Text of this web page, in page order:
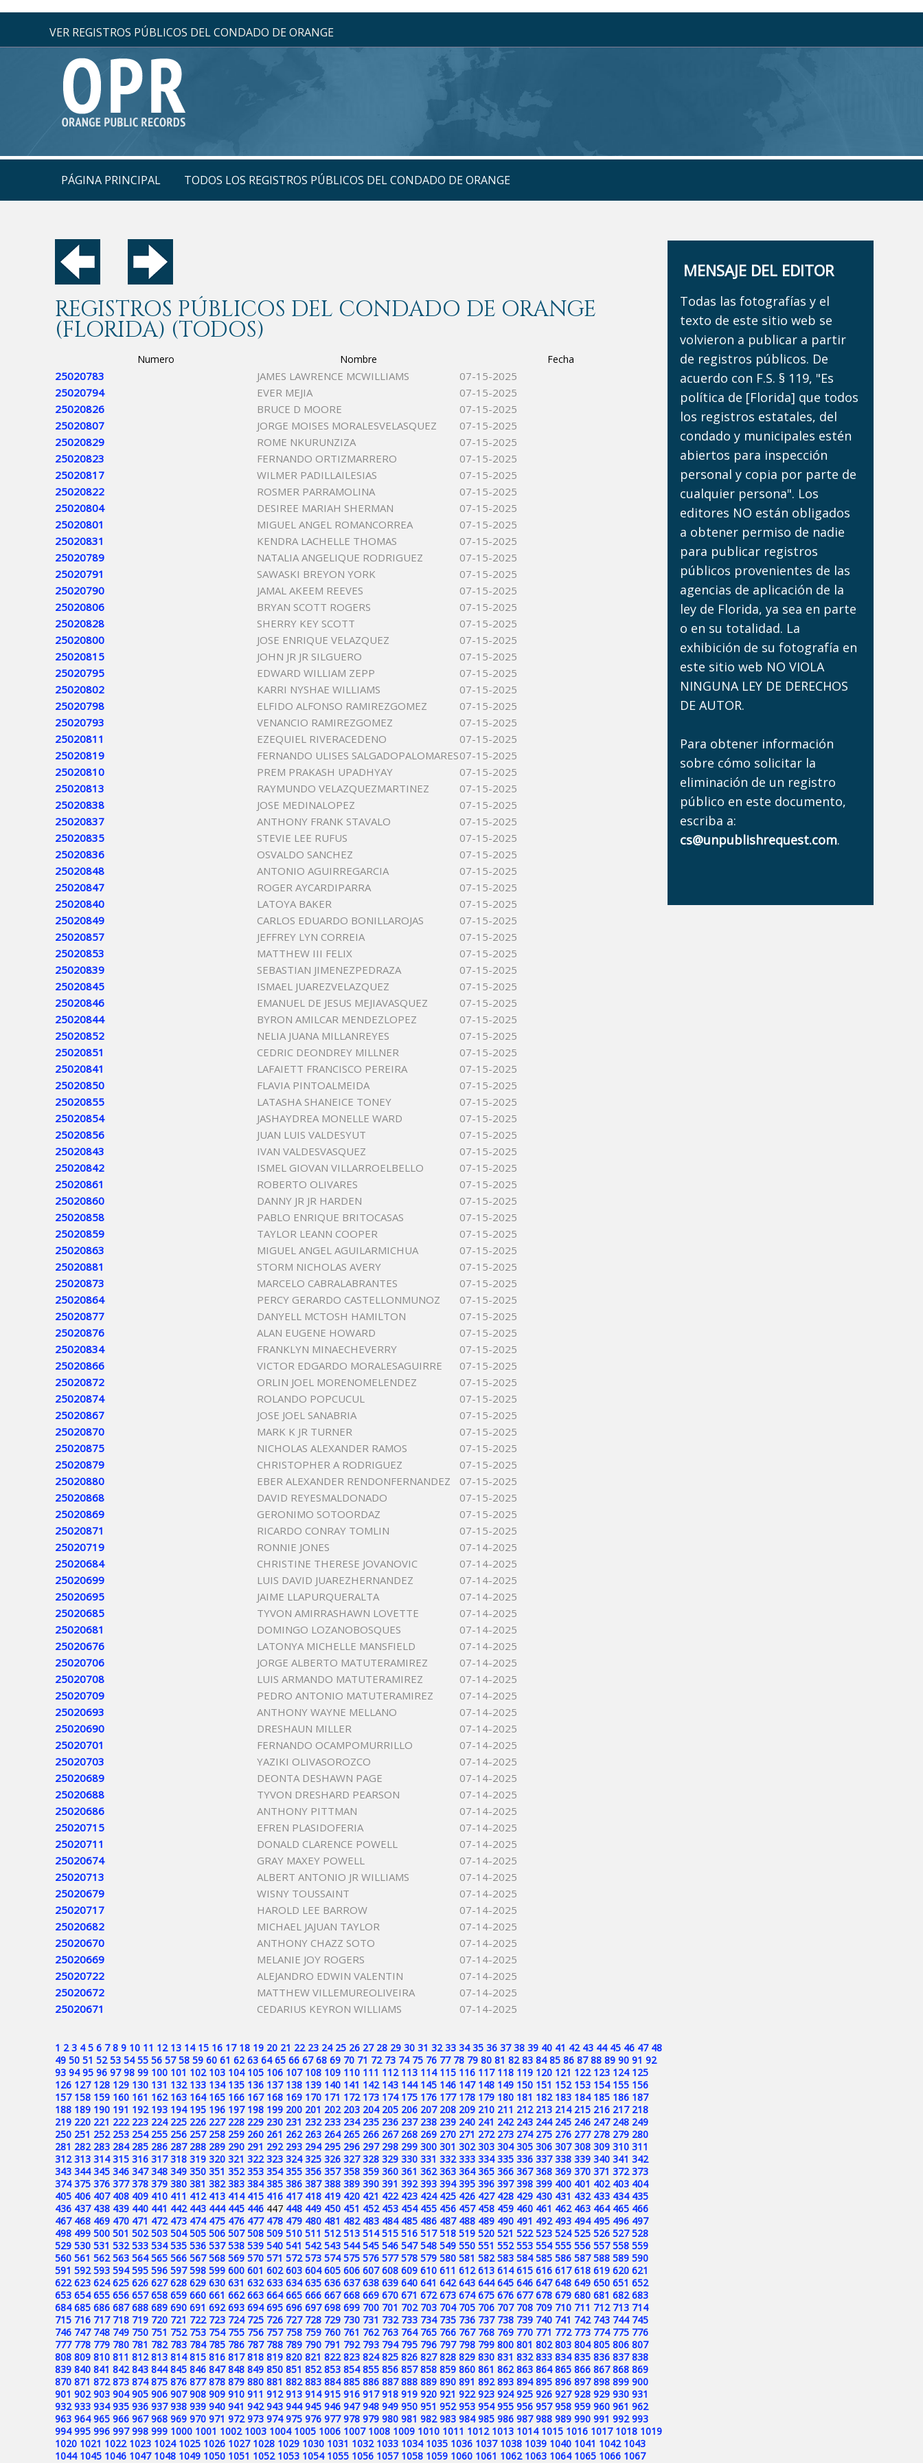
VER REGISTROS PÚBLICOS DEL CONDADO DE ORANGE
PÁGINA PRINCIPAL TODOS LOS REGISTROS PÚBLICOS DEL CONDADO DE ORANGE
REGISTROS PÚBLICOS DEL CONDADO DE ORANGE
(FLORIDA) (TODOS)
Numero Nombre Fecha
25020783 JAMES LAWRENCE MCWILLIAMS
07-15-2025
25020794
EVER MEJIA
07-15-2025
25020826
BRUCE D MOORE
07-15-2025
25020807
JORGE MOISES MORALESVELASQUEZ
07-15-2025
25020829
ROME NKURUNZIZA
07-15-2025
25020823
FERNANDO ORTIZMARRERO
07-15-2025
25020817
WILMER PADILLAILESIAS
07-15-2025
25020822
ROSMER PARRAMOLINA
07-15-2025
25020804
DESIREE MARIAH SHERMAN
07-15-2025
25020801
MIGUEL ANGEL ROMANCORREA
07-15-2025
25020831
KENDRA LACHELLE THOMAS
07-15-2025
25020789
NATALIA ANGELIQUE RODRIGUEZ
07-15-2025
25020791
SAWASKI BREYON YORK
07-15-2025
25020790
JAMAL AKEEM REEVES
07-15-2025
25020806
BRYAN SCOTT ROGERS
07-15-2025
25020828
SHERRY KEY SCOTT
07-15-2025
25020800
JOSE ENRIQUE VELAZQUEZ
07-15-2025
25020815
JOHN JR JR SILGUERO
07-15-2025
25020795
EDWARD WILLIAM ZEPP
07-15-2025
25020802
KARRI NYSHAE WILLIAMS
07-15-2025
25020798
ELFIDO ALFONSO RAMIREZGOMEZ
07-15-2025
25020793
VENANCIO RAMIREZGOMEZ
07-15-2025
25020811
EZEQUIEL RIVERACEDENO
07-15-2025
25020819
FERNANDO ULISES SALGADOPALOMARES07-15-2025
25020810
PREM PRAKASH UPADHYAY
07-15-2025
25020813
RAYMUNDO VELAZQUEZMARTINEZ
07-15-2025
25020838
JOSE MEDINALOPEZ
07-15-2025
25020837
ANTHONY FRANK STAVALO
07-15-2025
25020835
STEVIE LEE RUFUS
07-15-2025
25020836
OSVALDO SANCHEZ
07-15-2025
25020848
ANTONIO AGUIRREGARCIA
07-15-2025
25020847
ROGER AYCARDIPARRA
07-15-2025
25020840
LATOYA BAKER
07-15-2025
25020849
CARLOS EDUARDO BONILLAROJAS
07-15-2025
25020857
JEFFREY LYN CORREIA
07-15-2025
25020853
MATTHEW III FELIX
07-15-2025
25020839
SEBASTIAN JIMENEZPEDRAZA
07-15-2025
25020845
ISMAEL JUAREZVELAZQUEZ
07-15-2025
25020846
EMANUEL DE JESUS MEJIAVASQUEZ
07-15-2025
25020844
BYRON AMILCAR MENDEZLOPEZ
07-15-2025
25020852
NELIA JUANA MILLANREYES
07-15-2025
25020851
CEDRIC DEONDREY MILLNER
07-15-2025
25020841
LAFAIETT FRANCISCO PEREIRA
07-15-2025
25020850
FLAVIA PINTOALMEIDA
07-15-2025
25020855
LATASHA SHANEICE TONEY
07-15-2025
25020854
JASHAYDREA MONELLE WARD
07-15-2025
25020856
JUAN LUIS VALDESYUT
07-15-2025
25020843
IVAN VALDESVASQUEZ
07-15-2025
25020842
ISMEL GIOVAN VILLARROELBELLO
07-15-2025
25020861
ROBERTO OLIVARES
07-15-2025
25020860
DANNY JR JR HARDEN
07-15-2025
25020858
PABLO ENRIQUE BRITOCASAS
07-15-2025
25020859
TAYLOR LEANN COOPER
07-15-2025
25020863
MIGUEL ANGEL AGUILARMICHUA
07-15-2025
25020881
STORM NICHOLAS AVERY
07-15-2025
25020873
MARCELO CABRALABRANTES
07-15-2025
25020864
PERCY GERARDO CASTELLONMUNOZ
07-15-2025
25020877
DANYELL MCTOSH HAMILTON
07-15-2025
25020876
ALAN EUGENE HOWARD
07-15-2025
25020834
FRANKLYN MINAECHEVERRY
07-15-2025
25020866
VICTOR EDGARDO MORALESAGUIRRE
07-15-2025
25020872
ORLIN JOEL MORENOMELENDEZ
07-15-2025
25020874
ROLANDO POPCUCUL
07-15-2025
25020867
JOSE JOEL SANABRIA
07-15-2025
25020870
MARK K JR TURNER
07-15-2025
25020875
NICHOLAS ALEXANDER RAMOS
07-15-2025
25020879
CHRISTOPHER A RODRIGUEZ
07-15-2025
25020880
EBER ALEXANDER RENDONFERNANDEZ
07-15-2025
25020868
DAVID REYESMALDONADO
07-15-2025
25020869
GERONIMO SOTOORDAZ
07-15-2025
25020871
RICARDO CONRAY TOMLIN
07-15-2025
25020719
RONNIE JONES
07-14-2025
25020684
CHRISTINE THERESE JOVANOVIC
07-14-2025
25020699
LUIS DAVID JUAREZHERNANDEZ
07-14-2025
25020695
JAIME LLAPURQUERALTA
07-14-2025
25020685
TYVON AMIRRASHAWN LOVETTE
07-14-2025
25020681
DOMINGO LOZANOBOSQUES
07-14-2025
25020676
LATONYA MICHELLE MANSFIELD
07-14-2025
25020706
JORGE ALBERTO MATUTERAMIREZ
07-14-2025
25020708
LUIS ARMANDO MATUTERAMIREZ
07-14-2025
25020709
PEDRO ANTONIO MATUTERAMIREZ
07-14-2025
25020693
ANTHONY WAYNE MELLANO
07-14-2025
25020690
DRESHAUN MILLER
07-14-2025
25020701
FERNANDO OCAMPOMURRILLO
07-14-2025
25020703
YAZIKI OLIVASOROZCO
07-14-2025
25020689
DEONTA DESHAWN PAGE
07-14-2025
25020688
TYVON DRESHARD PEARSON
07-14-2025
25020686
ANTHONY PITTMAN
07-14-2025
25020715
EFREN PLASIDOFERIA
07-14-2025
25020711
DONALD CLARENCE POWELL
07-14-2025
25020674
GRAY MAXEY POWELL
07-14-2025
25020713
ALBERT ANTONIO JR WILLIAMS
07-14-2025
25020679
WISNY TOUSSAINT
07-14-2025
25020717
HAROLD LEE BARROW
07-14-2025
25020682
MICHAEL JAJUAN TAYLOR
07-14-2025
25020670
ANTHONY CHAZZ SOTO
07-14-2025
25020669
MELANIE JOY ROGERS
07-14-2025
25020722
ALEJANDRO EDWIN VALENTIN
07-14-2025
25020672
MATTHEW VILLEMUREOLIVEIRA
07-14-2025
25020671
CEDARIUS KEYRON WILLIAMS 07-14-2025
1 2 3 4 5 6 7 8 9 10 11 12 13 14 15 16 17 18 19 20 21 22 23 24 25 26 27 28 29 30 31 32 33 34 35 36 37 38 39 40 41 42 43 44 45 46 47 48
49 50 51 52 53 54 55 56 57 58 59 60 61 62 63 64 65 66 67 68 69 70 71 72 73 74 75 76 77 78 79 80 81 82 83 84 85 86 87 88 89 90 91 92
93 94 95 96 97 98 99 100 101 102 103 104 105 106 107 108 109 110 111 112 113 114 115 116 117 118 119 120 121 122 123 124 125
126 127 128 129 130 131 132 133 134 135 136 137 138 139 140 141 142 143 144 145 146 147 148 149 150 151 152 153 154 155 156
157 158 159 160 161 162 163 164 165 166 167 168 169 170 171 172 173 174 175 176 177 178 179 180 181 182 183 184 185 186 187
188 189 190 191 192 193 194 195 196 197 198 199 200 201 202 203 204 205 206 207 208 209 210 211 212 213 214 215 216 217 218
219 220 221 222 223 224 225 226 227 228 229 230 231 232 233 234 235 236 237 238 239 240 241 242 243 244 245 246 247 248 249
250 251 252 253 254 255 256 257 258 259 260 261 262 263 264 265 266 267 268 269 270 271 272 273 274 275 276 277 278 279 280
281 282 283 284 285 286 287 288 289 290 291 292 293 294 295 296 297 298 299 300 301 302 303 304 305 306 307 308 309 310 311
312 313 314 315 316 317 318 319 320 321 322 323 324 325 326 327 328 329 330 331 332 333 334 335 336 337 338 339 340 341 342
343 344 345 346 347 348 349 350 351 352 353 354 355 356 357 358 359 360 361 362 363 364 365 366 367 368 369 370 371 372 373
374 375 376 377 378 379 380 381 382 383 384 385 386 387 388 389 390 391 392 393 394 395 396 397 398 399 400 401 402 403 404
405 406 407 408 409 410 411 412 413 414 415 416 417 418 419 420 421 422 423 424 425 426 427 428 429 430 431 432 433 434 435
436 437 438 439 440 441 442 443 444 445 446 447 448 449 450 451 452 453 454 455 456 457 458 459 460 461 462 463 464 465 466
467 468 469 470 471 472 473 474 475 476 477 478 479 480 481 482 483 484 485 486 487 488 489 490 491 492 493 494 495 496 497
498 499 500 501 502 503 504 505 506 507 508 509 510 511 512 513 514 515 516 517 518 519 520 521 522 523 524 525 526 527 528
529 530 531 532 533 534 535 536 537 538 539 540 541 542 543 544 545 546 547 548 549 550 551 552 553 554 555 556 557 558 559
560 561 562 563 564 565 566 567 568 569 570 571 572 573 574 575 576 577 578 579 580 581 582 583 584 585 586 587 588 589 590
591 592 593 594 595 596 597 598 599 600 601 602 603 604 605 606 607 608 609 610 611 612 613 614 615 616 617 618 619 620 621
622 623 624 625 626 627 628 629 630 631 632 633 634 635 636 637 638 639 640 641 642 643 644 645 646 647 648 649 650 651 652
653 654 655 656 657 658 659 660 661 662 663 664 665 666 667 668 669 670 671 672 673 674 675 676 677 678 679 680 681 682 683
684 685 686 687 688 689 690 691 692 693 694 695 696 697 698 699 700 701 702 703 704 705 706 707 708 709 710 711 712 713 714
715 716 717 718 719 720 721 722 723 724 725 726 727 728 729 730 731 732 733 734 735 736 737 738 739 740 741 742 743 744 745
746 747 748 749 750 751 752 753 754 755 756 757 758 759 760 761 762 763 764 765 766 767 768 769 770 771 772 773 774 775 776
777 778 779 780 781 782 783 784 785 786 787 788 789 790 791 792 793 794 795 796 797 798 799 800 801 802 803 804 805 806 807
808 809 810 811 812 813 814 815 816 817 818 819 820 821 822 823 824 825 826 827 828 829 830 831 832 833 834 835 836 837 838
839 840 841 842 843 844 845 846 847 848 849 850 851 852 853 854 855 856 857 858 859 860 861 862 863 864 865 866 867 868 869
870 871 872 873 874 875 876 877 878 879 880 881 882 883 884 885 886 887 888 889 890 891 892 893 894 895 896 897 898 899 900
901 902 903 904 905 906 907 908 909 910 911 912 913 914 915 916 917 918 919 920 921 922 923 924 925 926 927 928 929 930 931
932 933 934 935 936 937 938 939 940 941 942 943 944 945 946 947 948 949 950 951 952 953 954 955 956 957 958 959 960 961 962
963 964 965 966 967 968 969 970 971 972 973 974 975 976 977 978 979 980 981 982 983 984 985 986 987 988 989 990 991 992 993
994 995 996 997 998 999 1000 1001 1002 1003 1004 1005 1006 1007 1008 1009 1010 1011 1012 1013 1014 1015 1016 1017 1018 1019
1020 1021 1022 1023 1024 1025 1026 1027 1028 1029 1030 1031 1032 1033 1034 1035 1036 1037 1038 1039 1040 1041 1042 1043
1044 1045 1046 1047 1048 1049 1050 1051 1052 1053 1054 1055 1056 1057 1058 1059 1060 1061 1062 1063 1064 1065 1066 1067
MENSAJE DEL EDITOR
Todas las fotografías y el
texto de este sitio web se
volvieron a publicar a partir
de registros públicos. De
acuerdo con F.S. § 119, "Es
política de [Florida] que todos
los registros estatales, del
condado y municipales estén
abiertos para inspección
personal y copia por parte de
cualquier persona". Los
editores NO están obligados
a obtener permiso de nadie
para publicar registros
públicos provenientes de las
agencias de aplicación de la
ley de Florida, ya sea en parte
o en su totalidad. La
exhibición de su fotografía en
este sitio web NO VIOLA
NINGUNA LEY DE DERECHOS
DE AUTOR.
Para obtener información
sobre cómo solicitar la
eliminación de un registro
público en este documento,
escriba a:
cs@unpublishrequest.com.